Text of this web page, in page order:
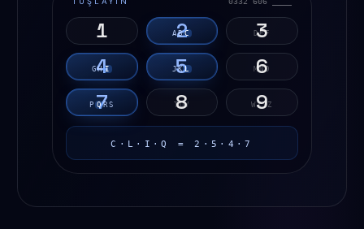
1 2
AB C 3
DEF
4
GH I 5
JK L 6
MNO
7
P Q RS 8
TUV 9
WXYZ
C·L·I·Q = 2·5·4·7